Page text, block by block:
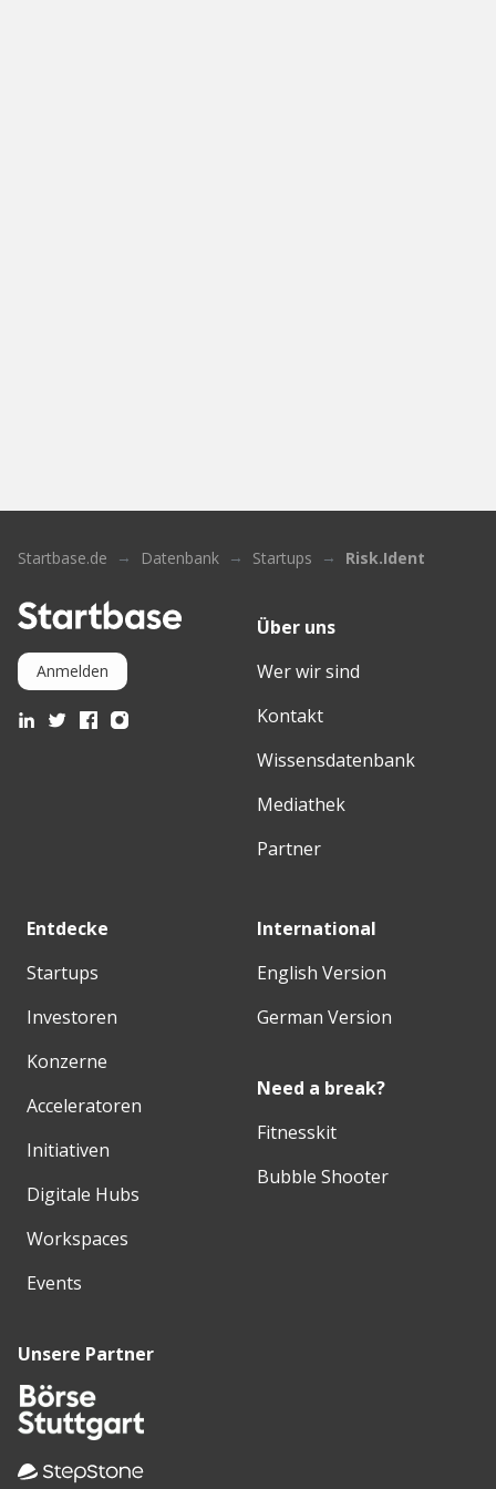
Startbase.de Datenbank Startups Risk.Ident
Anmelden
Über uns
Wer wir sind
Kontakt
Wissensdatenbank
Mediathek
Partner
Entdecke
Startups
Investoren
Konzerne
Acceleratoren
Initiativen
Digitale Hubs
Workspaces
Events
International
English Version
German Version
Need a break?
Fitnesskit
Bubble Shooter
Unsere Partner